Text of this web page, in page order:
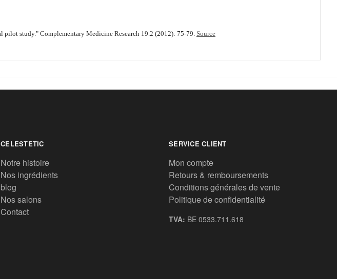
study." Complementary Medicine Research 19.2 (2012): 75-79. Source
CELESTETIC
Notre histoire
Nos ingrédients
blog
Nos salons
Contact
SERVICE CLIENT
Mon compte
Retours & remboursements
Conditions générales de vente
Politique de confidentialité
TVA: BE 0533.711.618